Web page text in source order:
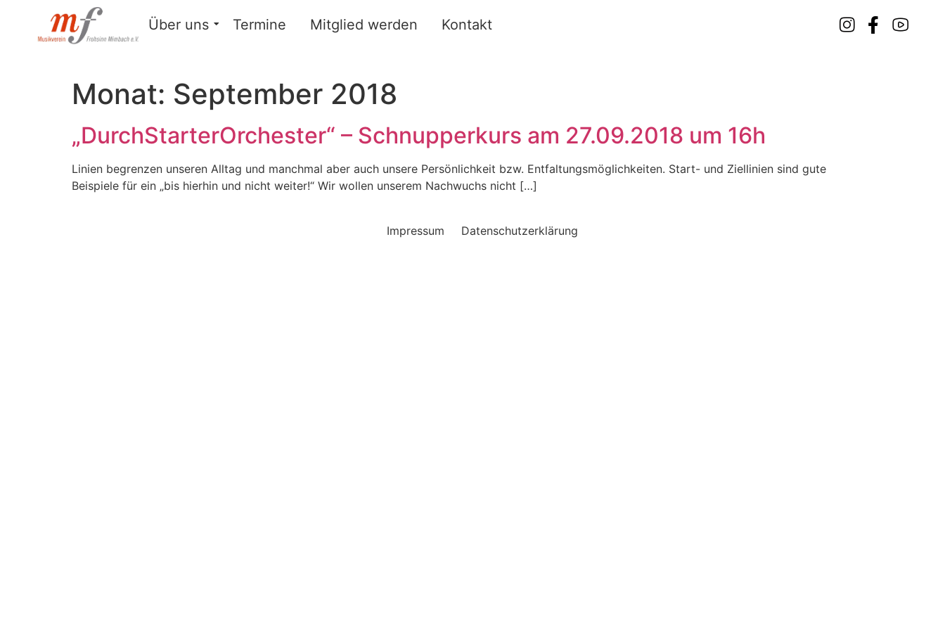
Über uns Termine Mitglied werden Kontakt
Monat: September 2018
„DurchStarterOrchester“ – Schnupperkurs am 27.09.2018 um 16h
Linien begrenzen unseren Alltag und manchmal aber auch unsere Persönlichkeit bzw. Entfaltungsmöglichkeiten. Start- und Ziellinien sind gute
Beispiele für ein „bis hierhin und nicht weiter!“ Wir wollen unserem Nachwuchs nicht […]
Impressum Datenschutzerklärung